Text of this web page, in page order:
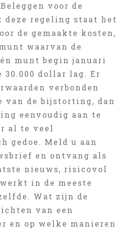
voor de
deze regeling staat het
de gemaakte kosten,
waarvan de
munt begin januari
30.000 dollar lag. Er
verbonden
van de bijstorting, dan
eenvoudig aan te
al te veel
gedoe. Meld u aan
en ontvang als
nieuws, risicovol
in de meeste
Wat zijn de
van een
en op welke manieren